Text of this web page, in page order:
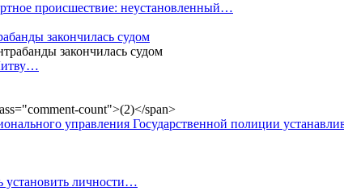
происшествие: неустановленный…
закончилась судом
управления Государственной полиции
установить личности…